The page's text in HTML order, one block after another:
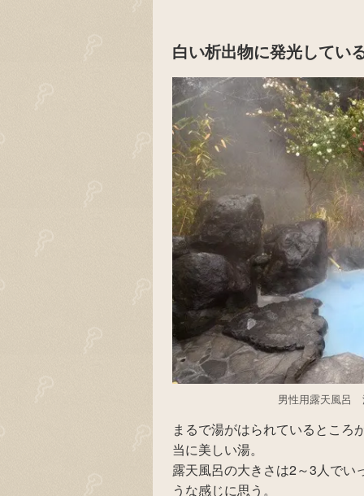
白い析出物に発光してい
男性用露天風呂
まるで湯がはられているところ
当に美しい湯。
露天風呂の大きさは2～3人でい
うな感じに思う。